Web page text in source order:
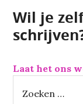
Wil je
Laat het ons